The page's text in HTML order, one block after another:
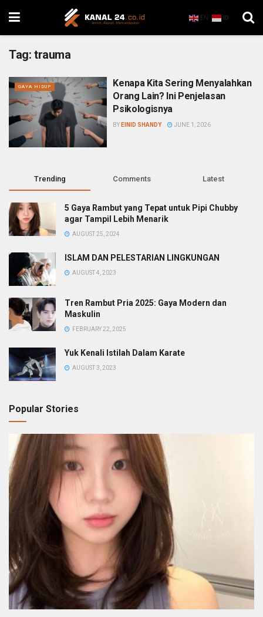
EN ID
Tag: trauma
GAYA HIDUP
Kenapa Kita Sering Menyalahkan
Orang Lain? Ini Penjelasan
Psikologisnya
BY EINID SHANDY JUNE 1, 2026
Trending Comments Latest
5 Gaya Rambut yang Tepat untuk Pipi Chubby
agar Tampil Lebih Menarik
AUGUST 25, 2024
ISLAM DAN PELESTARIAN LINGKUNGAN
AUGUST 4, 2023
Tren Rambut Pria 2025: Gaya Modern dan
Maskulin
FEBRUARY 22, 2025
Yuk Kenali Istilah Dalam Karate
AUGUST 3, 2023
Popular Stories